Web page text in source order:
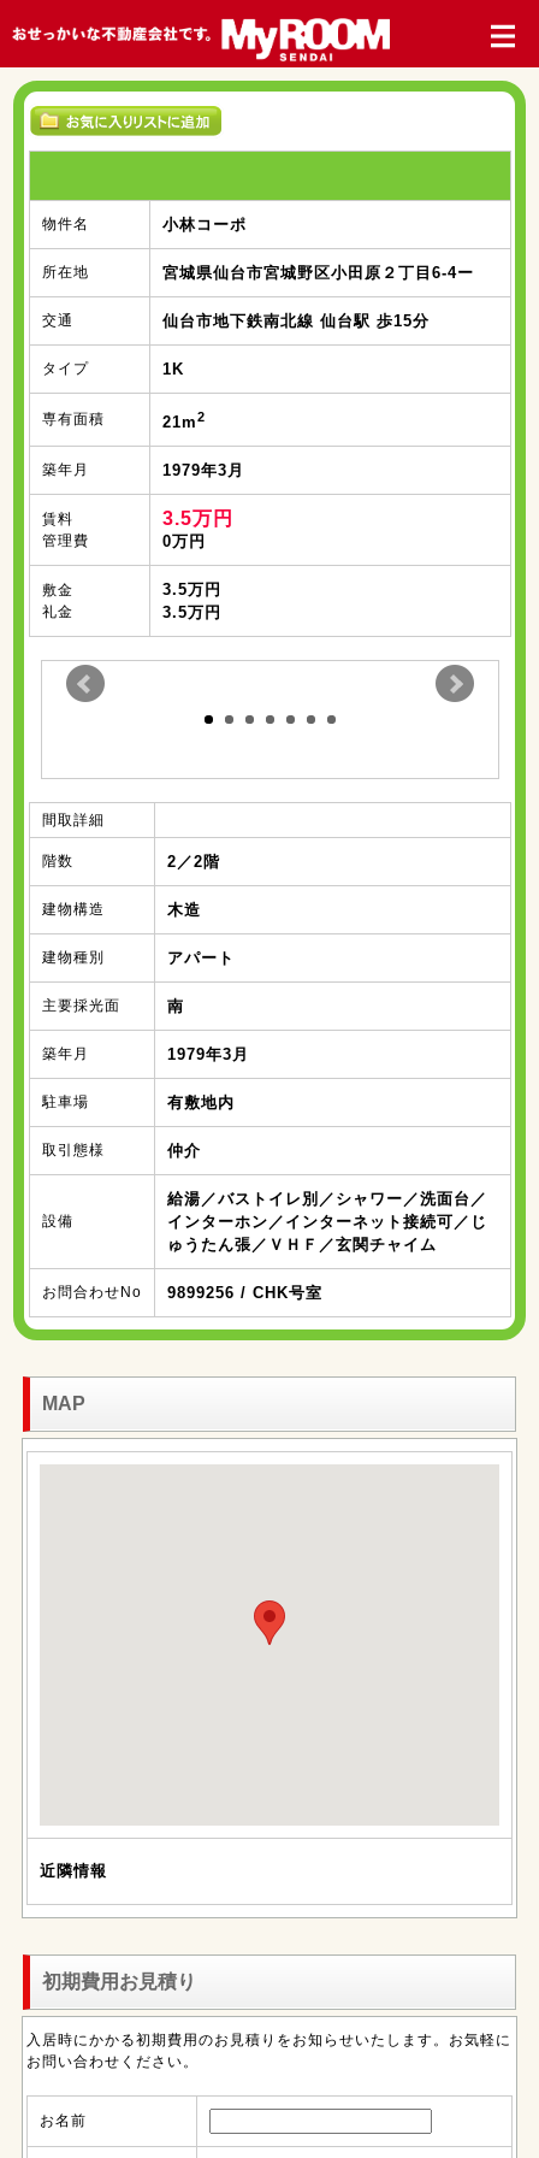
物件名 小林コーポ
所在地 宮城県仙台市宮城野区小田原２丁目6-4ー
交通 仙台市地下鉄南北線 仙台駅 歩15分
タイプ 1K
専有面積 21m2
築年月 1979年3月
賃料
管理費
3.5万円
0万円
敷金
礼金
3.5万円
3.5万円
間取詳細
階数 2／2階
建物構造 木造
建物種別 アパート
主要採光面 南
築年月 1979年3月
駐車場 有敷地内
取引態様 仲介
設備
給湯／バストイレ別／シャワー／洗面台／
インターホン／インターネット接続可／じ
ゅうたん張／ＶＨＦ／玄関チャイム
お問合わせNo 9899256 / CHK号室
MAP
近隣情報
初期費用お見積り
入居時にかかる初期費用のお見積りをお知らせいたします。お気軽に
お問い合わせください。
お名前